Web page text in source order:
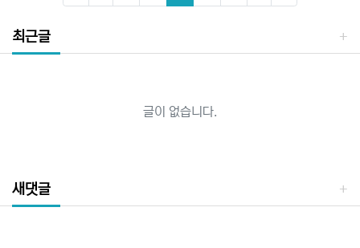
최근글
글이 없습니다.
새댓글